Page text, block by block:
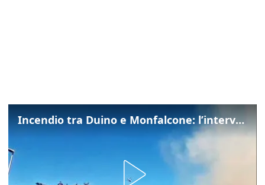
Incendio tra Duino e Monfalcone: l’intervento dei vigili del fuoco